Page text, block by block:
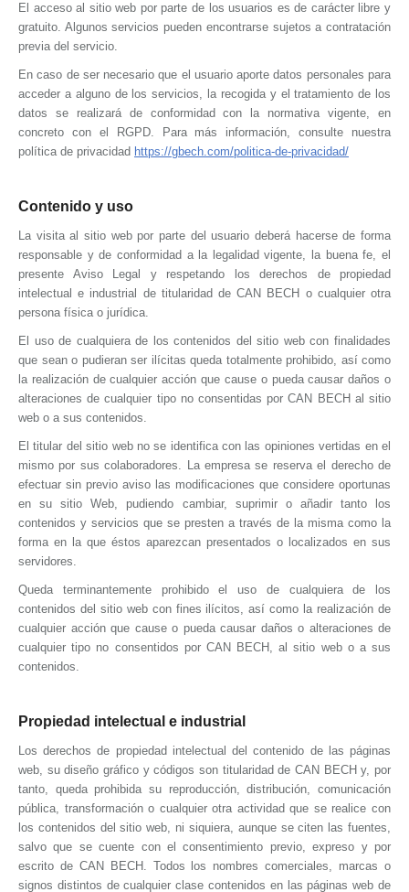
El acceso al sitio web por parte de los usuarios es de carácter libre y
gratuito. Algunos servicios pueden encontrarse sujetos a contratación
previa del servicio.
En caso de ser necesario que el usuario aporte datos personales para
acceder a alguno de los servicios, la recogida y el tratamiento de los
datos se realizará de conformidad con la normativa vigente, en
concreto con el RGPD. Para más información, consulte nuestra
política de privacidad https://gbech.com/politica-de-privacidad/
Contenido y uso
La visita al sitio web por parte del usuario deberá hacerse de forma
responsable y de conformidad a la legalidad vigente, la buena fe, el
presente Aviso Legal y respetando los derechos de propiedad
intelectual e industrial de titularidad deCAN BECH o cualquier otra
persona física o jurídica.
El uso de cualquiera de los contenidos del sitio web con finalidades
que sean o pudieran ser ilícitas queda totalmente prohibido, así como
la realización de cualquier acción que cause o pueda causar daños o
alteraciones de cualquier tipo no consentidas porCAN BECH al sitio
web o a sus contenidos.
El titular del sitio web no se identifica con las opiniones vertidas en el
mismo por sus colaboradores. La empresa se reserva el derecho de
efectuar sin previo aviso las modificaciones que considere oportunas
en su sitio Web, pudiendo cambiar, suprimir o añadir tanto los
contenidos y servicios que se presten a través de la misma como la
forma en la que éstos aparezcan presentados o localizados en sus
servidores.
Queda terminantemente prohibido el uso de cualquiera de los
contenidos del sitio web con fines ilícitos, así como la realización de
cualquier acción que cause o pueda causar daños o alteraciones de
cualquier tipo no consentidos por CAN BECH , al sitio web o a sus
contenidos.
Propiedad intelectual e industrial
Los derechos de propiedad intelectual del contenido de las páginas
web, su diseño gráfico y códigos son titularidad de CAN BECH y, por
tanto, queda prohibida su reproducción, distribución, comunicación
pública, transformación o cualquier otra actividad que se realice con
los contenidos del sitio web, ni siquiera, aunque se citen las fuentes,
salvo que se cuente con el consentimiento previo, expreso y por
escrito deCAN BECH . Todos los nombres comerciales, marcas o
signos distintos de cualquier clase contenidos en las páginas web de